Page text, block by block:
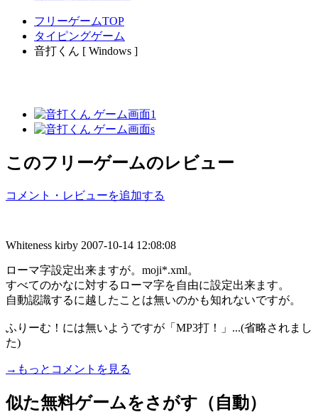
フリーゲームTOP
タイピングゲーム
音打くん [ Windows ]
このフリーゲームのレビュー
コメント・レビューを追加する
Whiteness kirby 2007-10-14 12:08:08
ローマ字設定出来ますが。moji*.xml。
すべてのかなに対するローマ字を自由に設定出来ます。
自動認識するに越したことは無いのかも知れないですが。
ふりーむ！には無いようですが「MP3打！」...(省略されまし
た)
→もっとコメントを見る
似た無料ゲームをさがす（自動）